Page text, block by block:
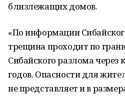
близлежащих домов.
«По информации
трещина проходит по
Сибайского разлома через
годов. Опасности для
не представляет и в